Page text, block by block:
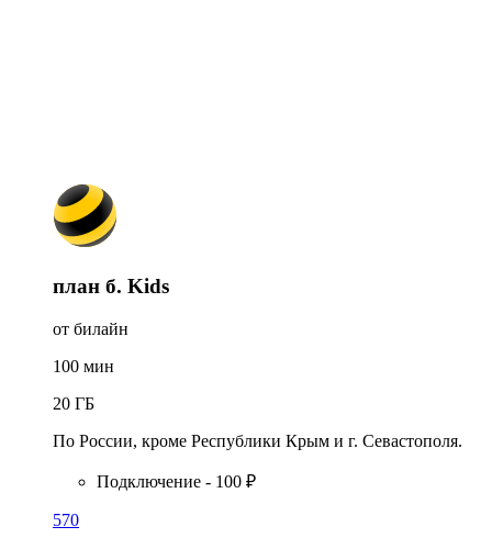
план б. Kids
от билайн
100 мин
20 ГБ
По России, кроме Республики Крым и г. Севастополя.
Подключение - 100 ₽
570